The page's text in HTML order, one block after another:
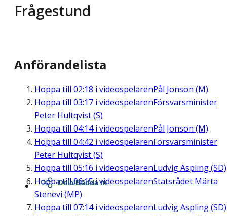
Frågestund
Anförandelista
Hoppa till 02:18 i videospelarenPål Jonson (M)
Hoppa till 03:17 i videospelarenFörsvarsminister
Peter Hultqvist (S)
Hoppa till 04:14i videospelarenPål Jonson (M)
Hoppa till 04:42 i videospelarenFörsvarsminister
Peter Hultqvist (S)
Hoppa till 05:16 i videospelarenLudvig Aspling (SD)
Hoppa till06:15i videospelarenStatsrådet Märta
Stenevi (MP)
Hoppa till 07:14i videospelarenLudvig Aspling (SD)
Dela/Bädda in